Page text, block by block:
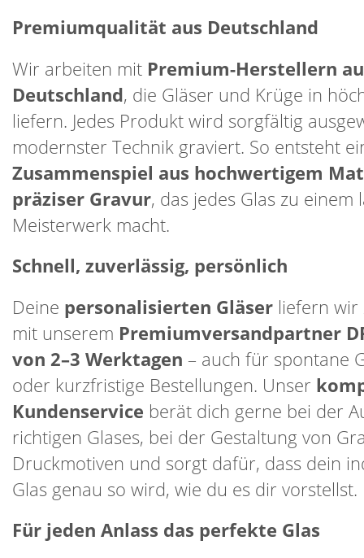
Premiumqualität aus Deutschland
Wir arbeiten mit Premium-Herstellern
Deutschland, die Gläser und Krüge in
liefern. Jedes Produkt wird sorgfältig
modernster Technik graviert. So entsteht
Zusammenspiel aus hochwertigem
präziser Gravur, das jedes Glas zu einem
Meisterwerk macht.
Schnell, zuverlässig, persönlich
Deine personalisierten Gläser liefern wir
mit unserem Premiumversandpartner
von 2–3 Werktagen – auch für spontane
oder kurzfristige Bestellungen. Unser
Kundenservice berät dich gerne bei der
richtigen Glases, bei der Gestaltung von
Druckmotiven und sorgt dafür, dass dein
Glas genau so wird, wie du es dir vorstellst.
Für jeden Anlass das perfekte Glas